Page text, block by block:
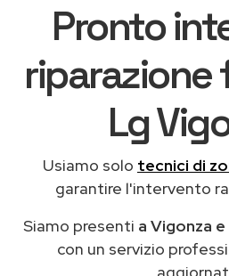
Pronto
riparazione
Lg
Usiamo solo tecnici di
garantire l'intervento
Siamo presenti a Vigonza
con un servizio